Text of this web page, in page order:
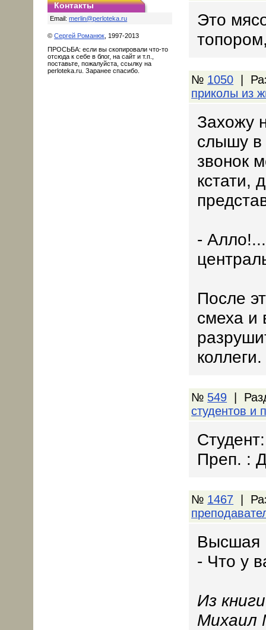
Контакты
Email:merlin@perloteka.ru
©Сергей Романюк , 1997-2013
ПРОСЬБА: если вы скопировали что-то
отсюда к себе в блог, на сайт и т.п.,
поставьте, пожалуйста, ссылку на
perloteka.ru. Заранее спасибо.
Это
№ 1050 |
приколы из
Захожу
слышу в
звонок
кстати,
-
После
смеха и
коллеги.
№ 549 |
студентов и
Преп. :
№ 1467 |
Высшая
- Что у
Из
Михаил